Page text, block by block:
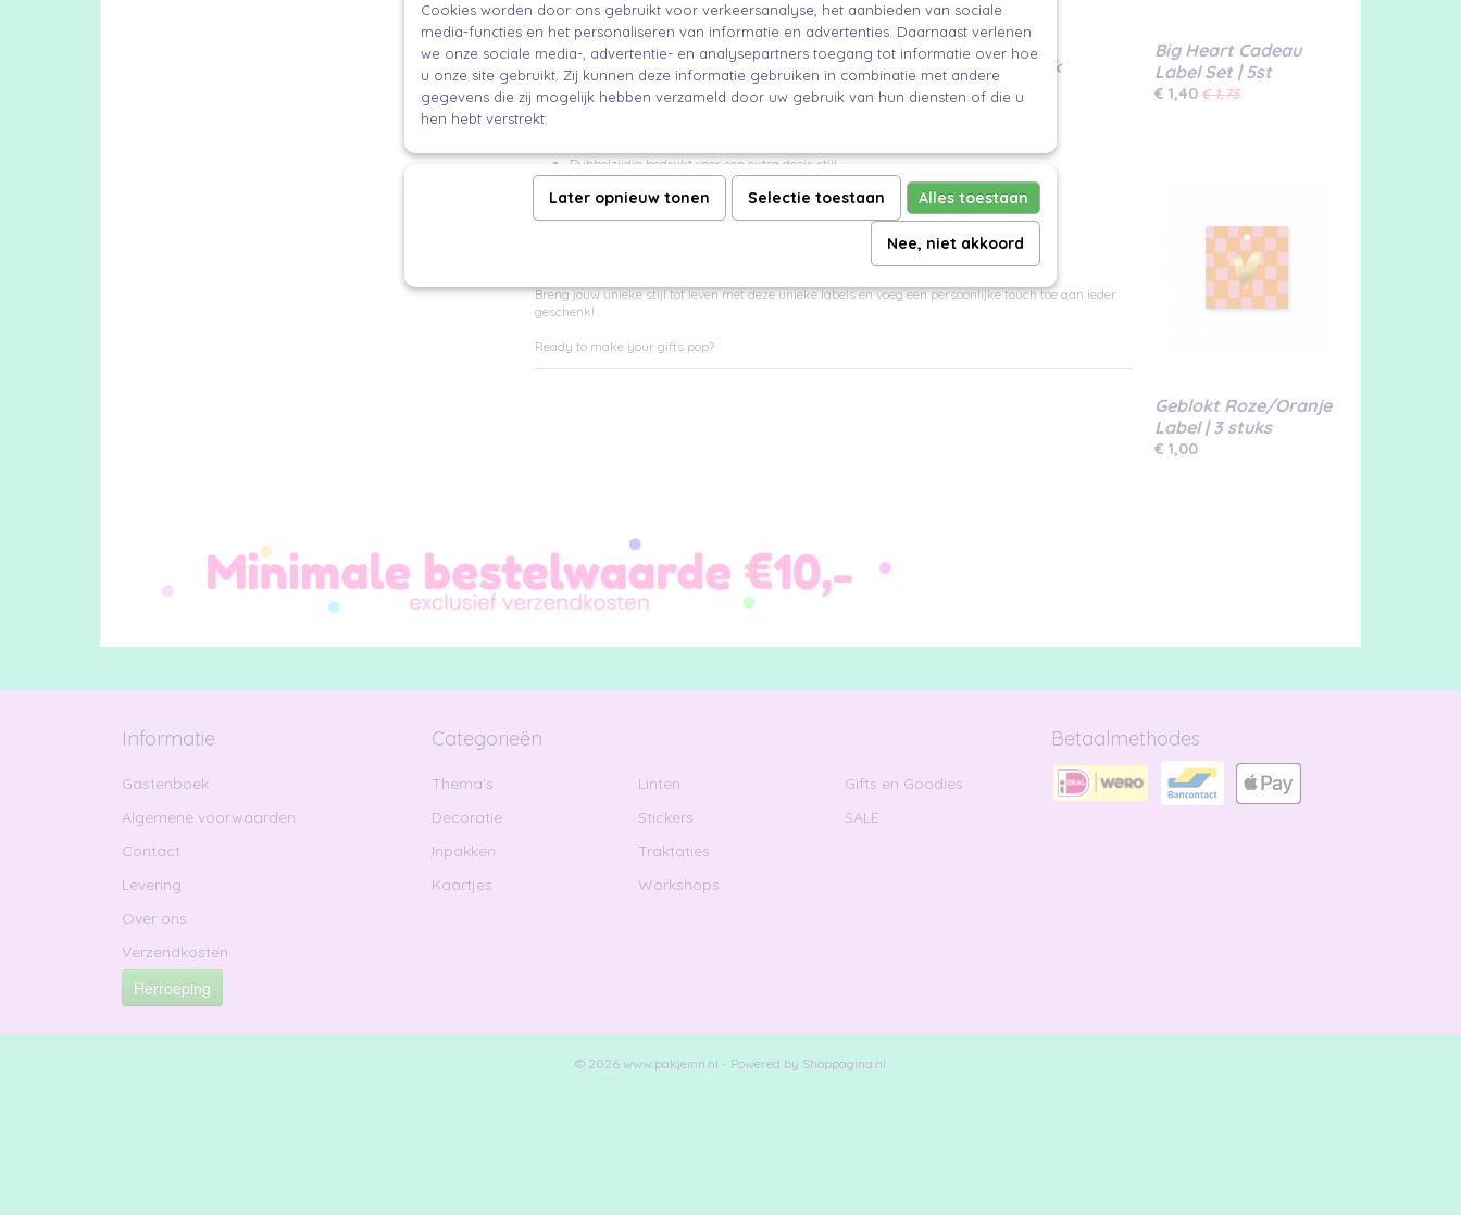
Afmetingen: 40 x 70 mm
Dubbelzijdig: Ja
Inclusief gaatje voor bevestiging met
een mooi lint, touwtje of elastiek
Toepassingen:
Dubbelzijdig bedrukt voor een extra dosis stijl.
Snel en moeiteloos te bevestigen aan geschenken, bloemen, flessen, en meer.
Inhoud van de Set:
Breng jouw unieke stijl tot leven met deze unieke labels en voeg een persoonlijke touch toe aan ieder
geschenk!
Ready to make your gifts pop?
Big Heart Cadeau
Label Set | 5st
€ 1,40€ 1,75
Geblokt Roze/Oranje
Label | 3 stuks
€ 1,00
Informatie
Gastenboek
Algemene voorwaarden
Contact
Levering
Over ons
Verzendkosten
Herroeping
Categorieën
Thema's
Decoratie
Inpakken
Kaartjes
Linten
Stickers
Traktaties
Workshops
Gifts en Goodies
SALE
Betaalmethodes
© 2026 www.pakjeinn.nl - Powered by Shoppagina.nl
Cookies worden door ons gebruikt voor verkeersanalyse, het aanbieden van sociale
media-functies en het personaliseren van informatie en advertenties. Daarnaast verlenen
we onze sociale media-, advertentie- en analysepartners toegang tot informatie over hoe
u onze site gebruikt. Zij kunnen deze informatie gebruiken in combinatie met andere
gegevens die zij mogelijk hebben verzameld door uw gebruik van hun diensten of die u
hen hebt verstrekt.
Later opnieuw tonen Selectie toestaan Alles toestaan
Nee, niet akkoord